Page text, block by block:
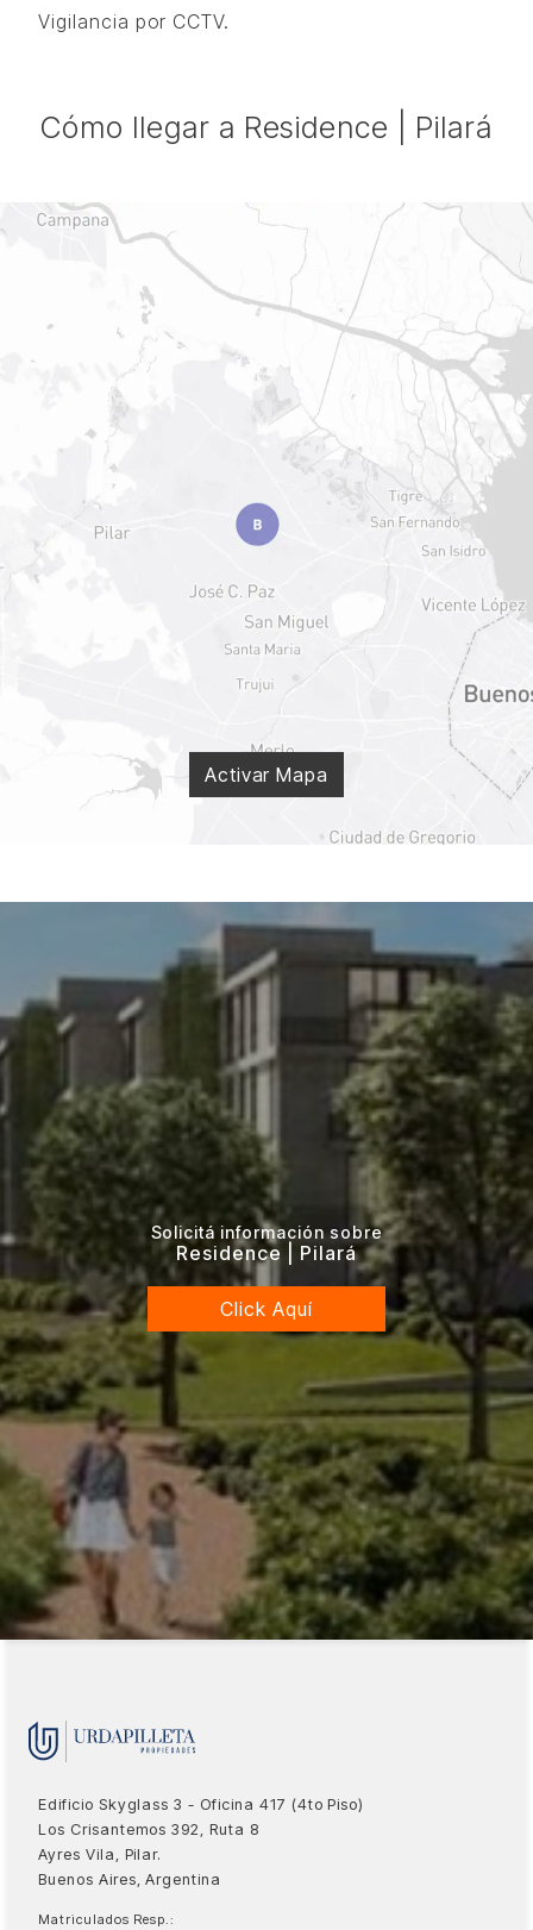
Vigilancia por CCTV.
Cómo llegar a Residence | Pilará
Activar Mapa
Solicitá información sobre
Residence | Pilará
Click Aquí
Edificio Skyglass 3 - Oficina 417 (4to Piso)
Los Crisantemos 392, Ruta 8
Ayres Vila, Pilar.
Buenos Aires, Argentina
Matriculados Resp.: